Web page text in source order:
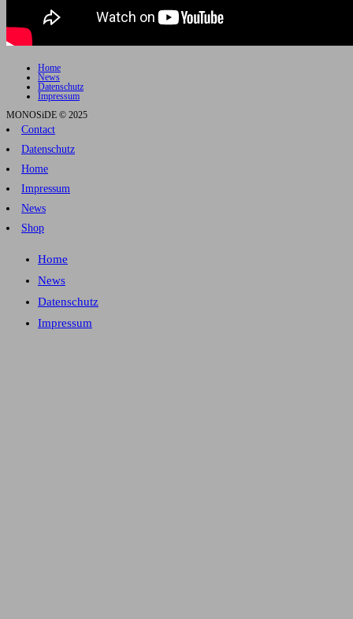
Home
News
Datenschutz
Impressum
MONOSiDE © 2025
Contact
Datenschutz
Home
Impressum
News
Shop
Home
News
Datenschutz
Impressum